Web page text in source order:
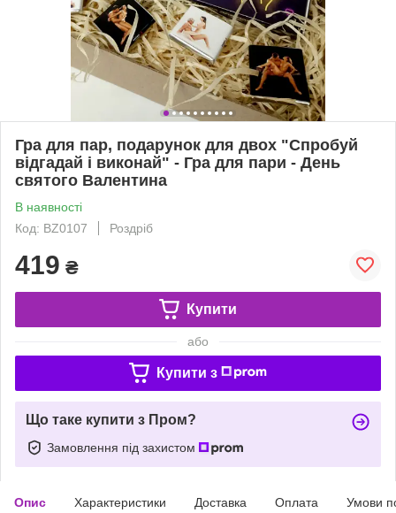
Гра для пар, подарунок для двох "Спробуй
відгадай і виконай" - Гра для пари - День
святого Валентина
В наявності
Код: BZ0107
Роздріб
419 ₴
Купити
або
Купити з
Що таке купити з Пром?
Замовлення під захистом
Опис Характеристики Доставка Оплата Умови